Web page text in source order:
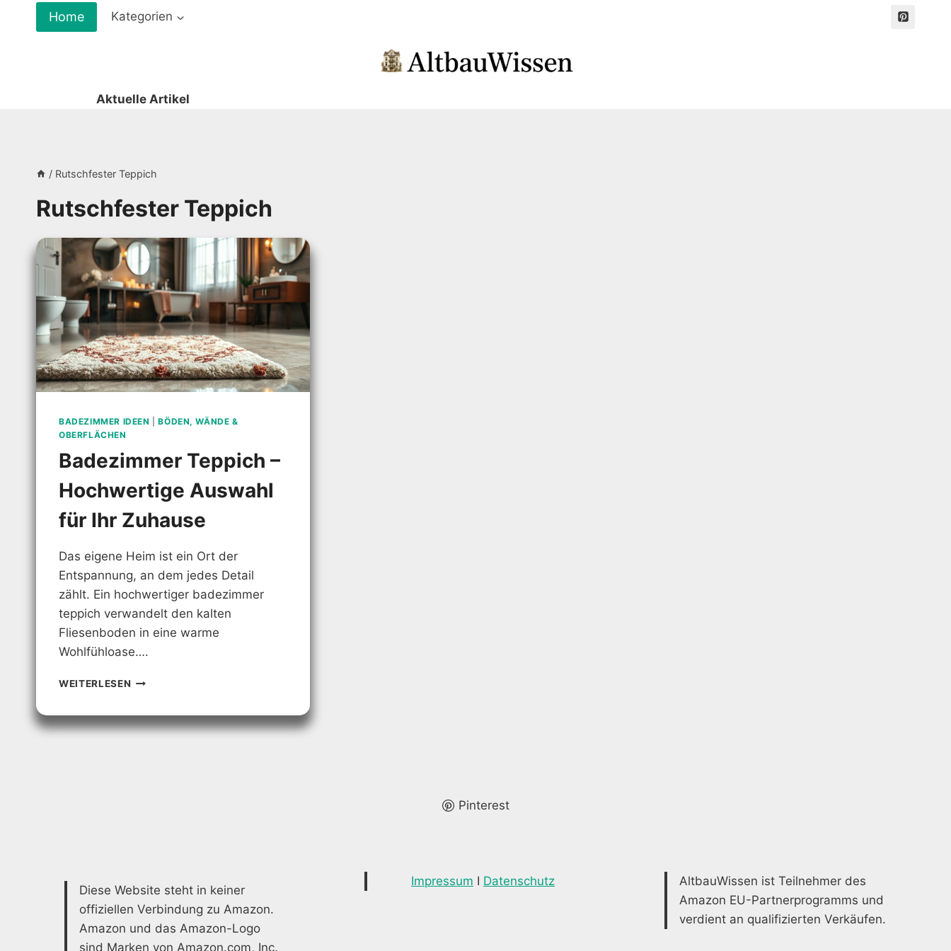
Home Kategorien
Aktuelle Artikel
/ Rutschfester Teppich
Rutschfester Teppich
BADEZIMMER IDEEN |BÖDEN, WÄNDE &
OBERFLÄCHEN
Badezimmer Teppich –
Hochwertige Auswahl
für Ihr Zuhause
Das eigene Heim ist ein Ort der
Entspannung, an dem jedes Detail
zählt. Ein hochwertiger badezimmer
teppich verwandelt den kalten
Fliesenboden in eine warme
Wohlfühloase….
WEITERLESEN BADEZIMMER
HOCHWERTIGE
Pinterest
Diese Website steht in keiner
offiziellen Verbindung zu Amazon.
Amazon und das Amazon-Logo
sind Marken von Amazon.com, Inc.
Impressum I Datenschutz
AltbauWissen ist Teilnehmer des
Amazon EU-Partnerprogramms und
verdient an qualifizierten Verkäufen.